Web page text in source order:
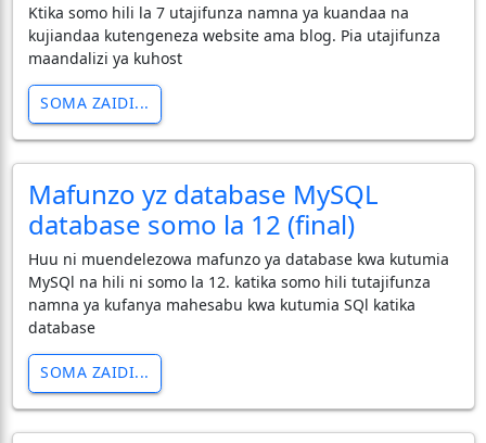
Ktika somo hili la 7 utajifunza namna ya kuandaa na
kujiandaa kutengeneza website ama blog. Pia utajifunza
maandalizi ya kuhost
SOMA ZAIDI...
Mafunzo yz database MySQL
database somo la 12 (final)
Huu ni muendelezowa mafunzo ya database kwa kutumia
MySQl na hili ni somo la 12. katika somo hili tutajifunza
namna ya kufanya mahesabu kwa kutumia SQl katika
database
SOMA ZAIDI...